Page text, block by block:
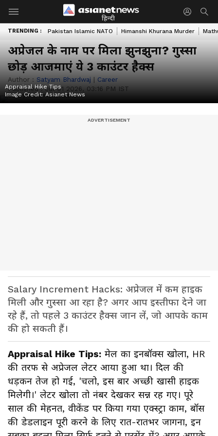
हिन्दी
TRENDING : Pakistan Islamic NATO Himanshi Khurana Murder
अप्रेजल के नाम पर मिला झुनझुना? गुस्सा
छोड़ आजमाएं ये 3 काउंटर हैक्स
Author : Satyam Bhardwaj | Career
Published :Jul 01 2026, 03:16 PM IST
Appraisal Hike Tips
Image Credit:Asianet News
Salary Increment Hacks: अप्रेजल में कम हाइक
मिली और गुस्सा आ रहा है? अगर आप इस्तीफा देने जा
रहे हैं, तो पहले 3 काउंटर हैक्स जान लें, जो आपके काम
की हो सकती हैं।
Appraisal Hike Tips: मेल का इनबॉक्स खोला, HR
की तरफ से अप्रेजल लेटर आया हुआ था। दिल की
धड़कन तेज हो गई, 'चलो, इस बार अच्छी खासी हाइक
मिलेगी।' लेटर खोला तो नंबर देखकर सन्न रह गए। पूरे
साल की मेहनत, वीकेंड पर किया गया एक्स्ट्रा काम, बॉस
की डेडलाइन पूरी करने के लिए रात-रातभर जागना, इन